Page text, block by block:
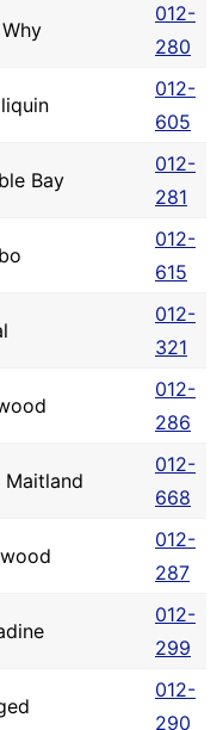
012-
280
012-
605
Bay
012-
281
012-
615
012-
321
012-
286
Maitland
012-
668
012-
287
012-
299
012-
290